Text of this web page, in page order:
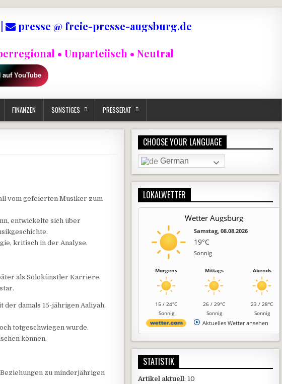
presse @ freie-presse-augsburg.de
• Unparteiisch • Neutral
auf YouTube
FINANZEN SONSTIGES PRESSERAT
vom gefeierten Musiker zum
entwickelte sich über
kritisch in der Analyse.
als Solokünstler Karriere.
der damals 15-jährigen Aaliyah.
totgeschwiegen wurde.
können.
zu minderjährigen
CHOOSE YOUR LANGUAGE
German
LOKALWETTER
Wetter Augsburg
Samstag, 08.08.2026
19°C
Sonnig
Morgens
15 / 24°C
Sonnig
Mittags
26 / 29°C
Sonnig
Abends
23 / 28°C
Sonnig
Aktuelles Wetter ansehen
STATISTIK
Artikel aktuell: 10